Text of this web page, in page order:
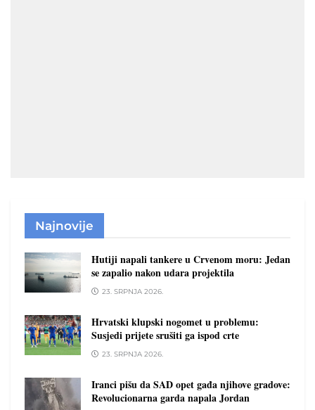
Najnovije
Hutiji napali tankere u Crvenom moru: Jedan
se zapalio nakon udara projektila
23. SRPNJA 2026.
Hrvatski klupski nogomet u problemu:
Susjedi prijete srušiti ga ispod crte
23. SRPNJA 2026.
Iranci pišu da SAD opet gađa njihove gradove:
Revolucionarna garda napala Jordan